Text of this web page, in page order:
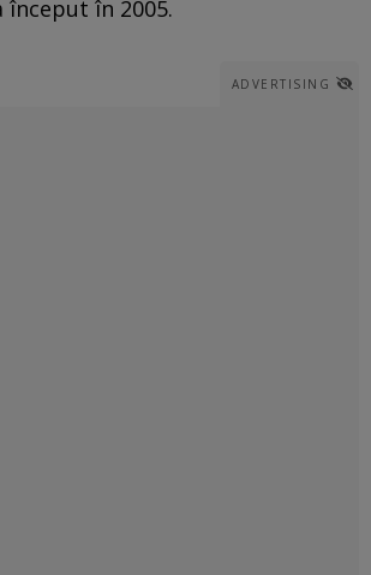
în 2005.
ADVERTISING